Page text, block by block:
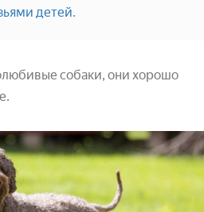
детей.
собаки, они хорошо